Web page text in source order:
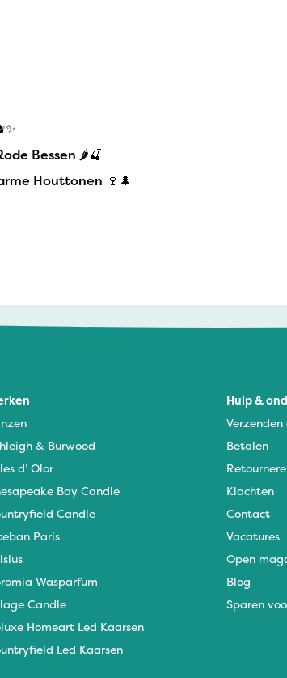
Bessen 🌶️🍒
Houttonen 🍷🌲
& Burwood
d’ Olor
Bay Candle
Candle
Paris
Wasparfum
Candle
Homeart Led Kaarsen
Led Kaarsen
Hulp &
Betalen
Klachten
Contact
Vacatures
Open
Blog
Sparen